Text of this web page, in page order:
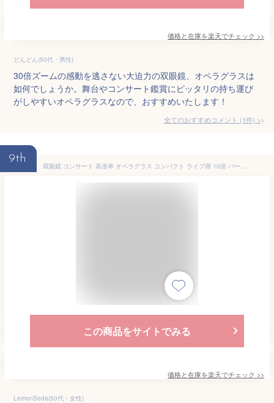
価格と在庫を楽天でチェック >>
どんどん(50代・男性)
30倍ズームの感動を逃さない大迫力の双眼鏡、オペラグラスは
如何でしょうか。舞台やコンサート鑑賞にピッタリの持ち運び
がしやすいオペラグラスなので、おすすめいたします！
全てのおすすめコメント (1件) >
9th
双眼鏡 コンサート 高倍率 オペラグラス コンパクト ライブ用 10倍 バードウォッチング 防水 オペラグラス ドームにも対応 スポーツ観戦 運動会 学習発表会 舞台鑑賞 双眼鏡 おすすめ 軽量 観劇用 野球観戦 サッカー観戦 軽い コンパクト コンサート 子供 ライブ
この商品をサイトでみる
価格と在庫を楽天でチェック >>
LemonSoda(50代・女性)